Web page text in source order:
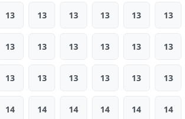
13 13 13 13 13 13
13 13 13 13 13 13
13 13 13 13 13 13
14 14 14 14 14 14